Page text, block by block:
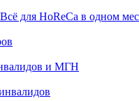
для HoReCa в одном
и МГН